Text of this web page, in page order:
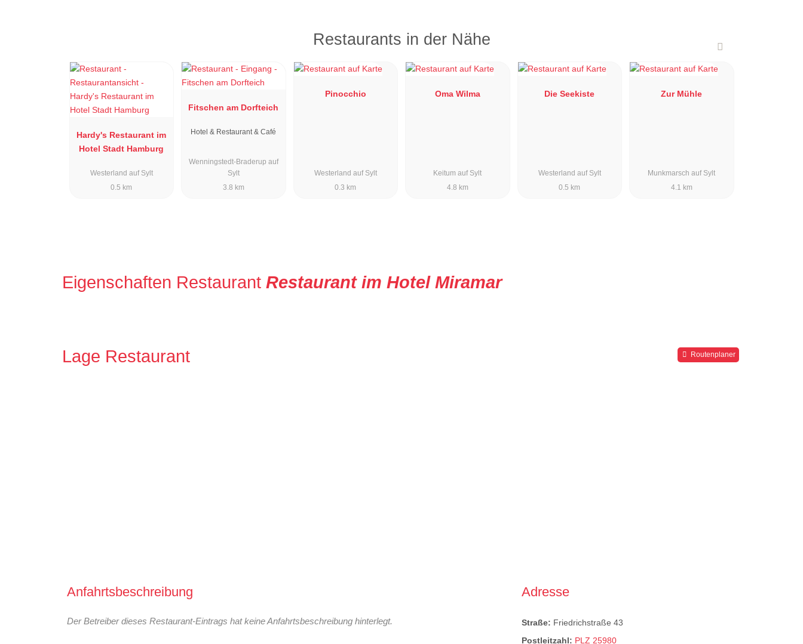
Restaurants in der Nähe
Hardy's Restaurant im
Hotel Stadt Hamburg
Westerland auf Sylt
0.5 km
Fitschen am Dorfteich
Hotel & Restaurant & Café
Wenningstedt-Braderup auf
Sylt
3.8 km
Pinocchio
Westerland auf Sylt
0.3 km
Oma Wilma
Keitum auf Sylt
4.8 km
Die Seekiste
Westerland auf Sylt
0.5 km
Zur Mühle
Munkmarsch auf Sylt
4.1 km
Eigenschaften Restaurant Restaurant im Hotel Miramar
Lage Restaurant Routenplaner
Anfahrtsbeschreibung
Der Betreiber dieses Restaurant-Eintrags hat keine Anfahrtsbeschreibung hinterlegt.
Adresse
Straße: Friedrichstraße 43
Postleitzahl: PLZ 25980